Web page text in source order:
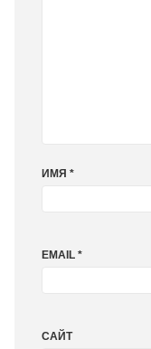
ИМЯ *
EMAIL *
САЙТ